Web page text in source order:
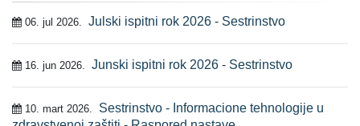
06. jul 2026. Julski ispitni rok 2026 - Sestrinstvo
16. jun 2026. Junski ispitni rok 2026 - Sestrinstvo
10. mart 2026.
Sestrinstvo - Informacione tehnologije u